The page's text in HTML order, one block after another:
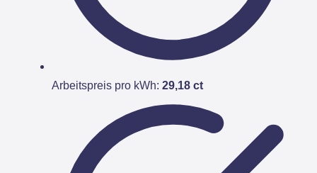
Arbeitspreis pro kWh: 29,18 ct